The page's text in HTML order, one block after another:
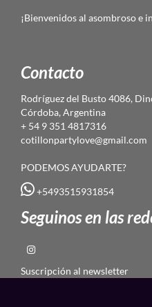
¡Bienvenidos al asombroso
Contacto
Rodríguez del Busto 4086,
Córdoba, Argentina
+ 54 9 351 4817316
cotillonpartylove@gmail.com
PODEMOS AYUDARTE?
+5493515931854
Seguinos en las
Suscripción al newsletter